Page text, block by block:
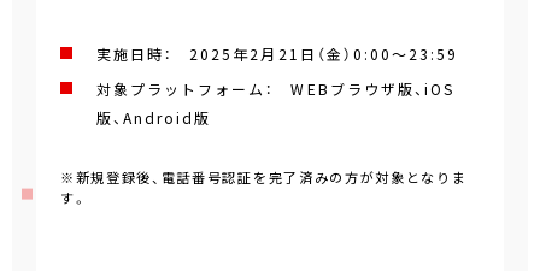
実施日時： 2025年2月21日（金）0:00～23:59
対象プラットフォーム： WEBブラウザ版、iOS
版、Android版
※新規登録後、電話番号認証を完了済みの方が対象となりま
す。